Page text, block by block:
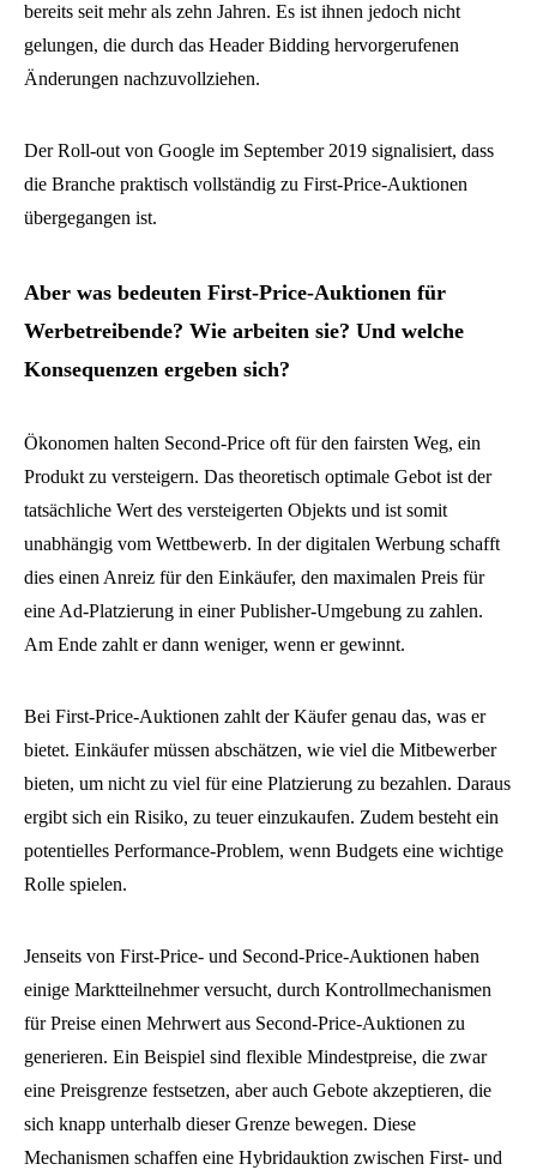
bereits seit mehr als zehn Jahren. Es ist ihnen jedoch nicht
gelungen, die durch das Header Bidding hervorgerufenen
Änderungen nachzuvollziehen.
Der Roll-out von Google im September 2019 signalisiert, dass
die Branche praktisch vollständig zu First-Price-Auktionen
übergegangen ist.
Aber was bedeuten First-Price-Auktionen für
Werbetreibende? Wie arbeiten sie? Und welche
Konsequenzen ergeben sich?
Ökonomen halten Second-Price oft für den fairsten Weg, ein
Produkt zu versteigern. Das theoretisch optimale Gebot ist der
tatsächliche Wert des versteigerten Objekts und ist somit
unabhängig vom Wettbewerb. In der digitalen Werbung schafft
dies einen Anreiz für den Einkäufer, den maximalen Preis für
eine Ad-Platzierung in einer Publisher-Umgebung zu zahlen.
Am Ende zahlt er dann weniger, wenn er gewinnt.
Bei First-Price-Auktionen zahlt der Käufer genau das, was er
bietet. Einkäufer müssen abschätzen, wie viel die Mitbewerber
bieten, um nicht zu viel für eine Platzierung zu bezahlen. Daraus
ergibt sich ein Risiko, zu teuer einzukaufen. Zudem besteht ein
potentielles Performance-Problem, wenn Budgets eine wichtige
Rolle spielen.
Jenseits von First-Price- und Second-Price-Auktionen haben
einige Marktteilnehmer versucht, durch Kontrollmechanismen
für Preise einen Mehrwert aus Second-Price-Auktionen zu
generieren. Ein Beispiel sind flexible Mindestpreise, die zwar
eine Preisgrenze festsetzen, aber auch Gebote akzeptieren, die
sich knapp unterhalb dieser Grenze bewegen. Diese
Mechanismen schaffen eine Hybridauktion zwischen First- und